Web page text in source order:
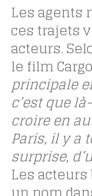
Les agents
ces trajets
acteurs.
le film
principale
c’est que
croire en
Paris, il y a
surprise,
Les